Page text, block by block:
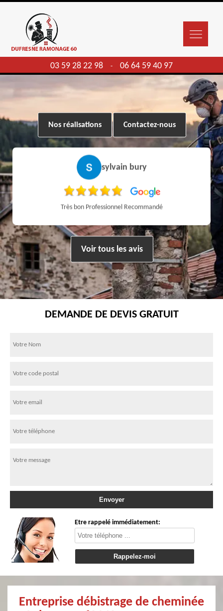
03 59 28 22 98 - 06 64 59 40 97
Nos réalisations Contactez-nous
sylvain bury
Très bon Professionnel Recommandé
Voir tous les avis
DEMANDE DE DEVIS GRATUIT
Etre rappelé immédiatement:
Entreprise débistrage de cheminée